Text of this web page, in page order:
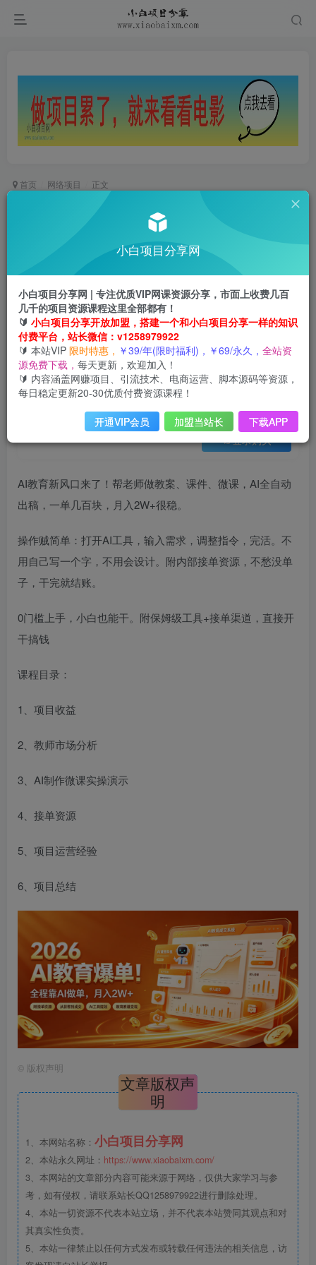
首页 网络项目 正文
2026 AI教育爆单！全程靠AI做单，月入2W+，附
29天前更新
关注
0 306 62
此内容为会员免费，请付费后查看
云币3云币12
年VIP免费 终身VIP会员免费
登录购买
会员免费 已售 21
AI教育新风口来了！帮老师做教案、课件、微课，AI全自动
出稿，一单几百块，月入2W+很稳。
操作贼简单：打开AI工具，输入需求，调整指令，完活。不
用自己写一个字，不用会设计。附内部接单资源，不愁没单
子，干完就结账。
0门槛上手，小白也能干。附保姆级工具+接单渠道，直接开
干搞钱
课程目录：
1、项目收益
2、教师市场分析
3、AI制作微课实操演示
4、接单资源
5、项目运营经验
6、项目总结
© 版权声明
文章版权声
明
1、本网站名称： 小白项目分享网
2、本站永久网址： https://www.xiaobaixm.com/
3、本网站的文章部分内容可能来源于网络，仅供大家学习与参
考，如有侵权，请联系站长QQ1258979922进行删除处理。
4、本站一切资源不代表本站立场，并不代表本站赞同其观点和对
其真实性负责。
5、本站一律禁止以任何方式发布或转载任何违法的相关信息，访
小白项目分享网
小白项目分享网 | 专注优质VIP网课资源分享，市面上收费几百
几千的项目资源课程这里全部都有！
🔰 小白项目分享开放加盟，搭建一个和小白项目分享一样的知识
付费平台，站长微信：v1258979922
🔰 本站VIP 限时特惠， ￥39/年(限时福利)，￥69/永久， 全站资
源免费下载， 每天更新，欢迎加入！
🔰 内容涵盖网赚项目、引流技术、电商运营、脚本源码等资源，
每日稳定更新20-30优质付费资源课程！
开通VIP会员 加盟当站长 下载APP